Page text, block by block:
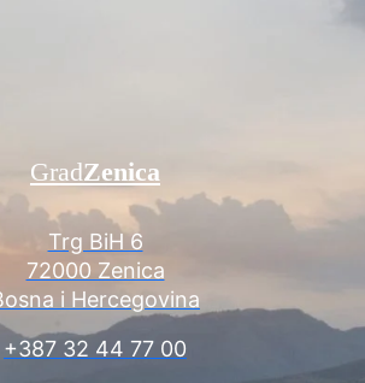
Trg BiH 6
72000 Zenica
i Hercegovina
+387 32 44 77 00
GradZenica